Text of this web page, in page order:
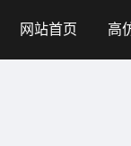
网站首页 高